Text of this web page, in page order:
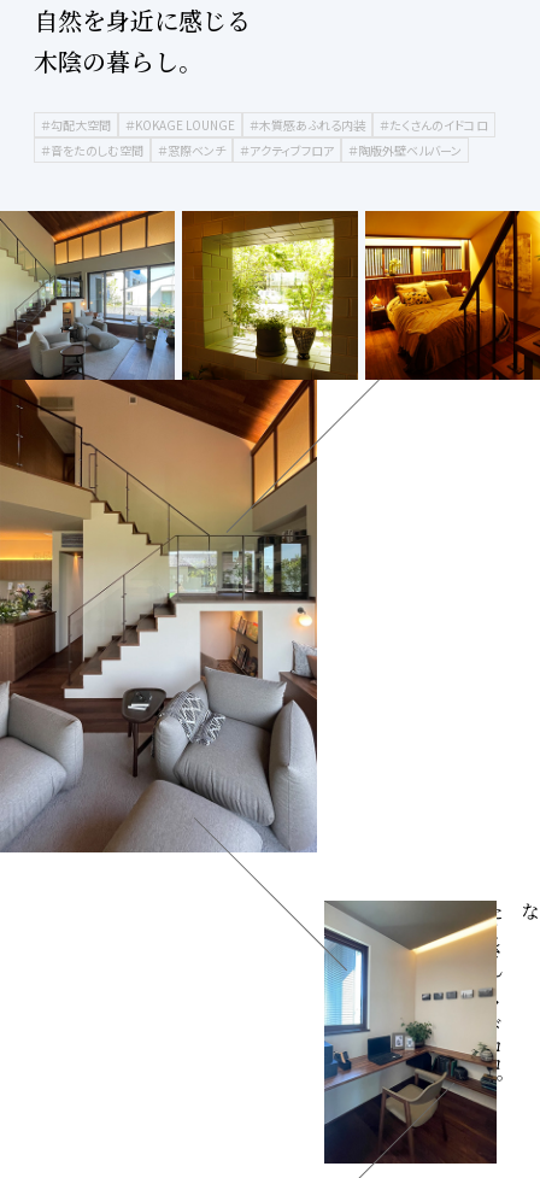
自然を身近に感じる
木陰の暮らし。
＃勾配大空間 ＃KOKAGE LOUNGE ＃木質感あふれる内装
＃たくさんのイドコロ
＃音をたのしむ空間
＃窓際ベンチ ＃アクティブフロア ＃陶版外壁ベルバーン
たくさんのイドコロ。
読
書
を
し
た
り
、
趣
味
に
没
頭
し
た
り
自分だけの秘密基地。